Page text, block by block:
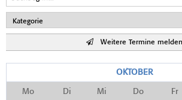
Weitere Termine melden
OKTOBER
Mo Di Mi Do Fr